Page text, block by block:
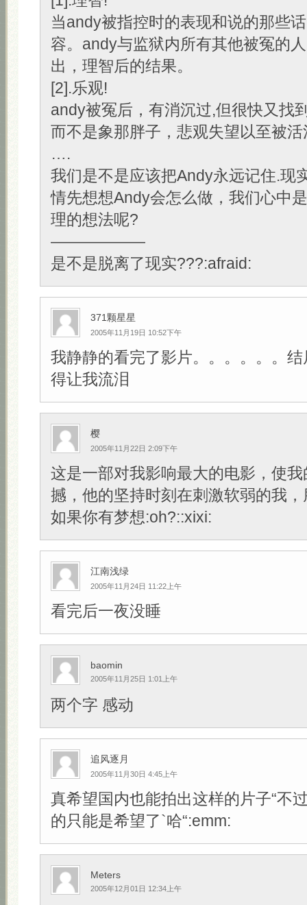
当andy被指控时的表现和说的那些
容。andy与监狱内所有其他被冤的
出，理智后的结果。
[2].乐观!
andy被冤后，有消沉过,但很快又找
而不是象那胖子，悲观失望以至被活
….
我们是不是应该把Andy永远记住.现
情先想想Andy会怎么做，我们心中
理的想法呢?
——————
是不是脱离了现实???:afraid:
371颗星星
2005年11月19日 10:52下午
我静静的看完了影片。。。。。。
得让我流泪
樱
2005年11月22日 2:09下午
这是一部对我影响最大的电影，使
撼，他的坚持时刻在刺激软弱的我
如果你有梦想:oh?::xixi:
江南浅绿
2005年11月24日 11:22上午
看完后一夜没睡
baomin
2005年11月25日 1:01上午
两个字 感动
追风逐月
2005年11月30日 4:45上午
真希望国内也能拍出这样的片子“不
的只能是希望了`哈“:emm:
Meters
2005年12月01日 12:34上午